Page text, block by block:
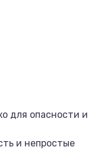
для опасности и
и непростые